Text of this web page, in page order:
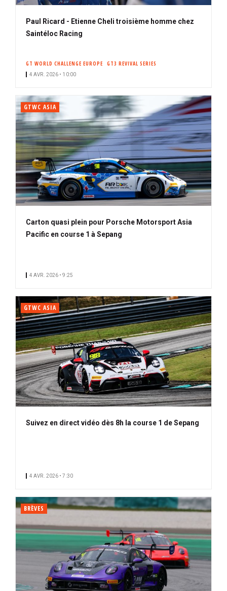
Paul Ricard - Etienne Cheli troisième homme chez
Saintéloc Racing
GT WORLD CHALLENGE EUROPE GT3 REVIVAL SERIES
4 AVR. 2026 • 10:00
GTWC ASIA
Carton quasi plein pour Porsche Motorsport Asia
Pacific en course 1 à Sepang
4 AVR. 2026 • 9:25
GTWC ASIA
Suivez en direct vidéo dès 8h la course 1 de Sepang
4 AVR. 2026 • 7:30
BRÈVES